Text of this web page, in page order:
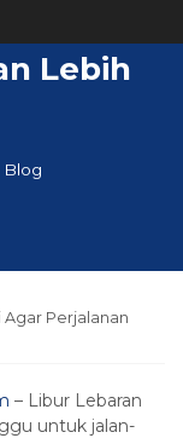
di
Lebih
Blog
Agar Perjalanan
– Libur Lebaran
untuk jalan-